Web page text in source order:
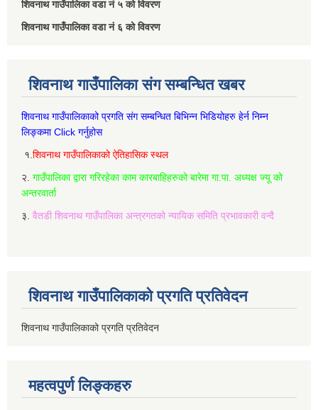
शिवनाथ गाउँपालिका वडा नं‌ ५ को विवरण
शिवनाथ गाउँपालिका वडा नं‌ ६ को विवरण
शिवनाथ गाउँपालिका संग सम्बन्धित खबर
शिवनाथ गाउँपालिकाको प्रगति संग सम्बन्धित बिभिन्‍न भिडियोहरु हेर्न निम्‍न
लिङ्कमा Click गर्नुहोस
१. शिवनाथ गाउँपालिकाको ऐतिहासिक स्थल
२. गाउँपालिका द्वारा गरिरहेका काम कारबाहिहरुको बारेमा गा.पा. अध्यक्ष ज्यू को
अन्तरवार्ता
३. वैतडी शिवनाथ गाउँपालिका अन्त्रगतको न्यायिक समिति प्रभावकारी वन्दै
शिवनाथ गाउँपालिकाको प्रगति प्रतिवेदन
शिवनाथ गाउँपालिकाको प्रगति प्रतिवेदन
महत्वपुर्ण लिङ्कहरु